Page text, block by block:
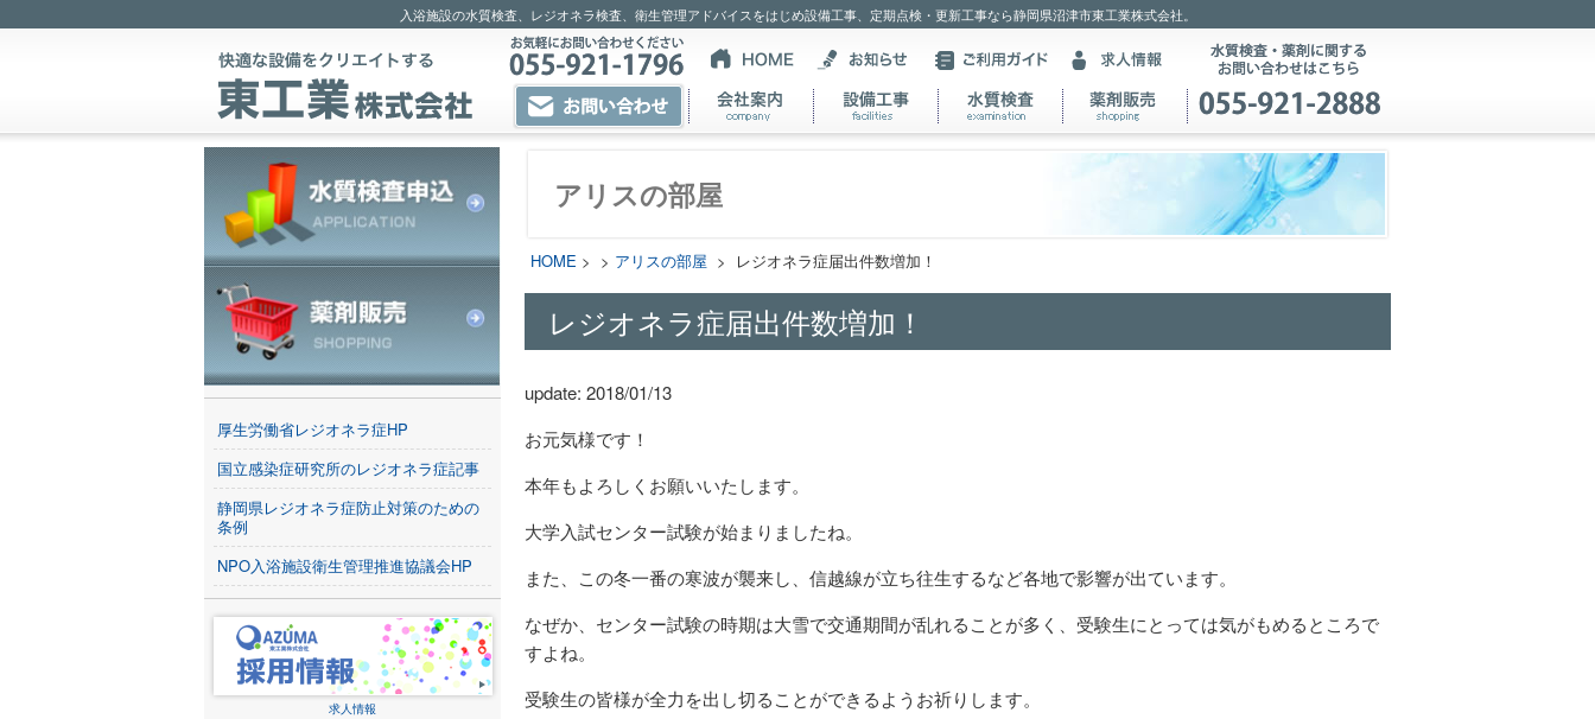
入浴施設の水質検査、レジオネラ検査、衛生管理アドバイスをはじめ設備工事、定期点検・更新工事なら静岡県沼津市東工業株式会社。
アリスの部屋
HOME > > アリスの部屋 > レジオネラ症届出件数増加！
レジオネラ症届出件数増加！
update: 2018/01/13
お元気様です！
本年もよろしくお願いいたします。
大学入試センター試験が始まりましたね。
また、この冬一番の寒波が襲来し、信越線が立ち往生するなど各地で影響が出ています。
なぜか、センター試験の時期は大雪で交通期間が乱れることが多く、受験生にとっては気がもめるところで
すよね。
受験生の皆様が全力を出し切ることができるようお祈りします。
厚生労働省レジオネラ症HP
国立感染症研究所のレジオネラ症記事
静岡県レジオネラ症防止対策のための
条例
NPO入浴施設衛生管理推進協議会HP
求人情報